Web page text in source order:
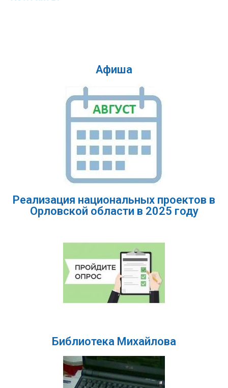
Афиша
Реализация национальных проектов в
Орловской области в 2025 году
Библиотека Михайлова